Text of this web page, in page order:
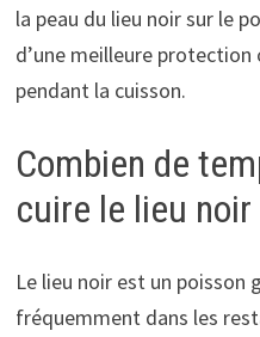
la peau du lieu noir sur le
d’une meilleure
pendant la cuisson.
Combien de
cuire le lieu noir
Le lieu noir est un poisson
fréquemment dans les